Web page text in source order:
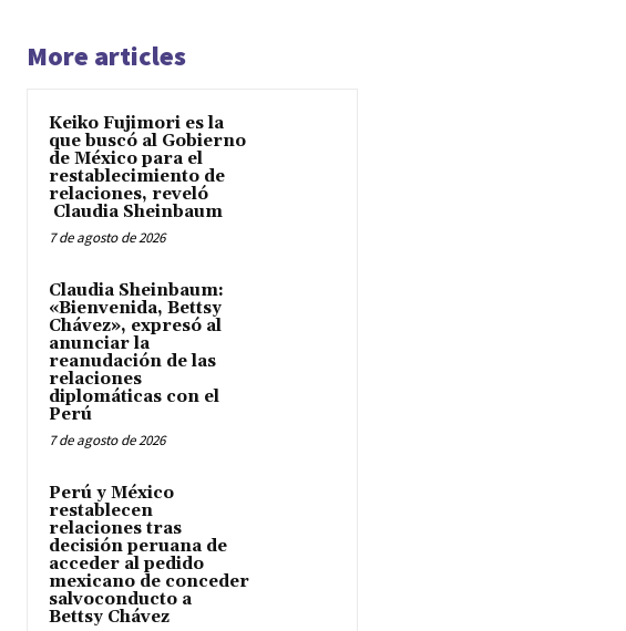
More articles
Keiko Fujimori es la
que buscó al Gobierno
de México para el
restablecimiento de
relaciones, reveló
Claudia Sheinbaum
7 de agosto de 2026
Claudia Sheinbaum:
«Bienvenida, Bettsy
Chávez», expresó al
anunciar la
reanudación de las
relaciones
diplomáticas con el
Perú
7 de agosto de 2026
Perú y México
restablecen
relaciones tras
decisión peruana de
acceder al pedido
mexicano de conceder
salvoconducto a
Bettsy Chávez